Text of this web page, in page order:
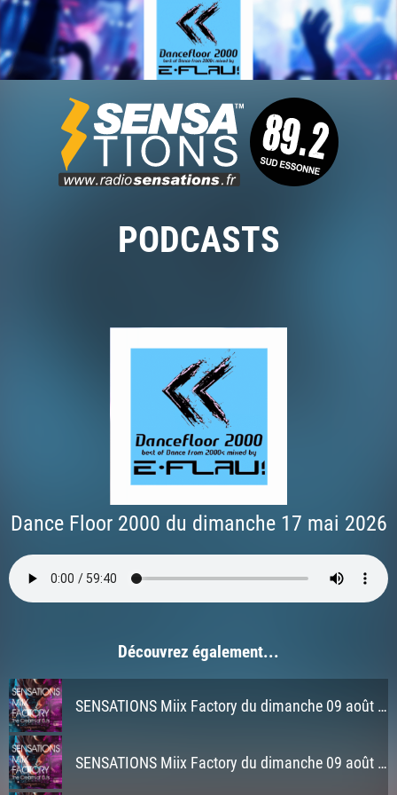
PODCASTS
Dance Floor 2000 du dimanche 17 mai 2026
Découvrez également...
SENSATIONS Miix Factory du dimanche 09 août 2026 à 3h
SENSATIONS Miix Factory du dimanche 09 août 2026 à 2h